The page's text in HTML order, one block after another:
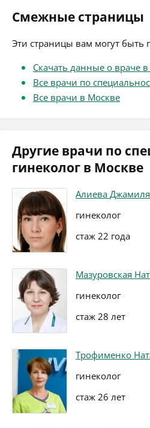
Смежные страницы
Эти страницы вам могут быть
Скачать данные о враче
Все врачи по
Все врачи в Москве
Другие врачи по
гинеколог в Москве
Алиева
гинеколог
стаж 22 года
Мазуровская
гинеколог
стаж 28 лет
Трофименко
гинеколог
стаж 26 лет